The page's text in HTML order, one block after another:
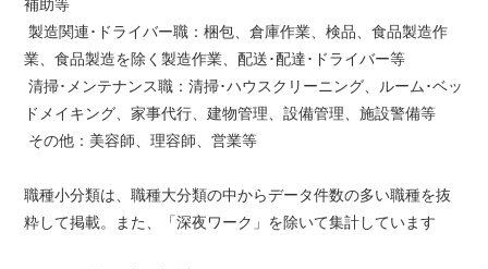
補助等
製造関連･ドライバー職：梱包、倉庫作業、検品、食品製造作
業、食品製造を除く製造作業、配送･配達･ドライバー等
清掃･メンテナンス職：清掃･ハウスクリーニング、ルーム･ベッ
ドメイキング、家事代行、建物管理、設備管理、施設警備等
その他：美容師、理容師、営業等
職種小分類は、職種大分類の中からデータ件数の多い職種を抜
粋して掲載。また、「深夜ワーク」を除いて集計しています